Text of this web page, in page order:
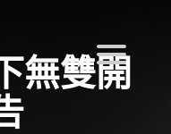
無雙開